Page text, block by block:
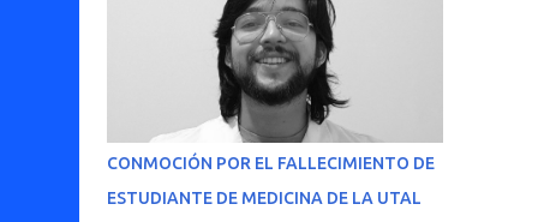
CONMOCIÓN POR EL FALLECIMIENTO DE
ESTUDIANTE DE MEDICINA DE LA UTAL